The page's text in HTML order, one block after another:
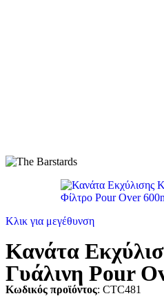
Κλικ για μεγέθυνση
Κανάτα
Γυάλινη Pour
Κωδικός προϊόντος: CTC481